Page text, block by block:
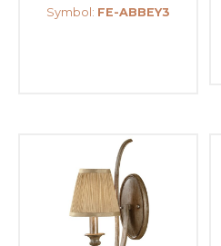
Symbol: FE-ABBEY3